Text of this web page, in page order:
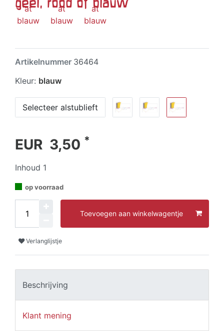
Artikelnummer 36464
Kleur: blauw
Selecteer alstublieft
EUR 3,50 *
Inhoud 1
op voorraad
Toevoegen aan winkelwagentje
Verlanglijstje
Beschrijving
Klant mening